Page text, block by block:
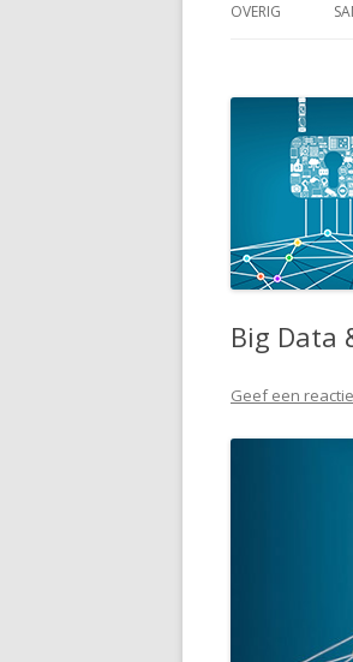
OVERIG
Big Data
Geef een reactie